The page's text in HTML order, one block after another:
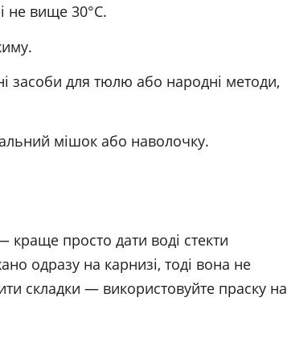
не вище 30°C.
засоби для тюлю або народні методи,
мішок або наволочку.
просто дати воді стекти
одразу на карнизі, тоді вона не
складки — використовуйте праску на